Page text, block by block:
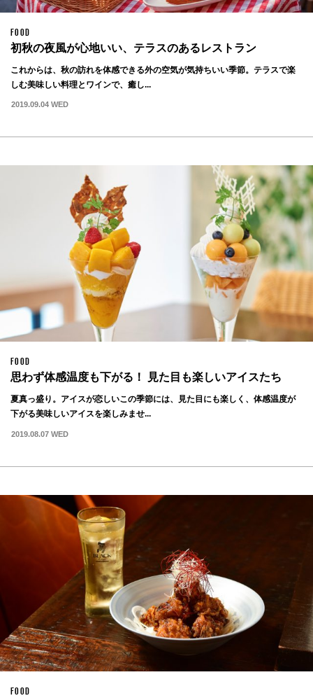
FOOD
初秋の夜風が心地いい、テラスのあるレストラン
これからは、秋の訪れを体感できる外の空気が気持ちいい季節。テラスで楽
しむ美味しい料理とワインで、癒し...
2019.09.04 WED
FOOD
思わず体感温度も下がる！ 見た目も楽しいアイスたち
夏真っ盛り。アイスが恋しいこの季節には、見た目にも楽しく、体感温度が
下がる美味しいアイスを楽しみませ...
2019.08.07 WED
FOOD